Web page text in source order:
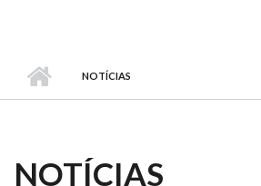
NOTÍCIAS
NOTÍCIAS